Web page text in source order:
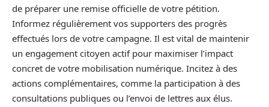
de préparer une remise officielle de votre pétition.
Informez régulièrement vos supporters des progrès
effectués lors de votre campagne. Il est vital de maintenir
un engagement citoyen actif pour maximiser l’impact
concret de votre mobilisation numérique. Incitez à des
actions complémentaires, comme la participation à des
consultations publiques ou l’envoi de lettres aux élus.